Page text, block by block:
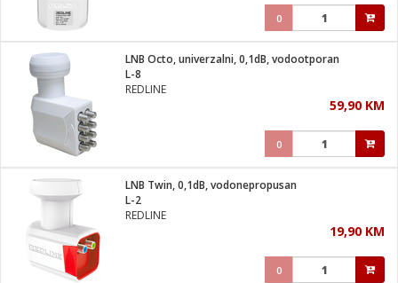
0
LNB Octo, univerzalni, 0,1dB, vodootporan
L-8
REDLINE
59,90 KM
0
LNB Twin, 0,1dB, vodonepropusan
L-2
REDLINE
19,90 KM
0